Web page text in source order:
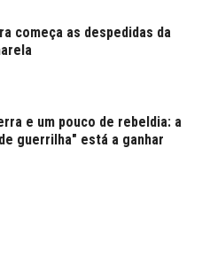
começa as despedidas da
e um pouco de rebeldia: a
guerrilha" está a ganhar